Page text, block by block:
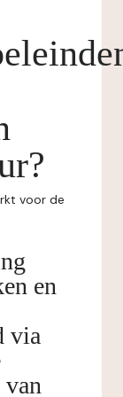
voor de
en
via